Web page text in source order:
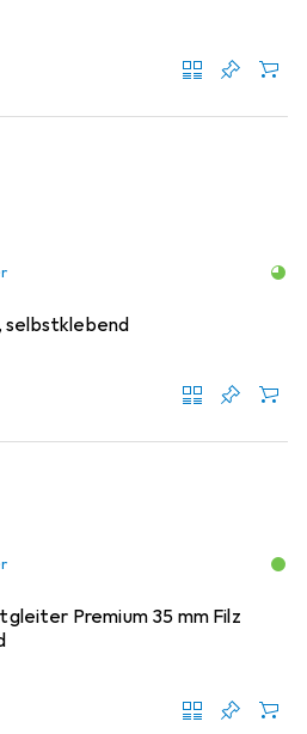
selbstklebend
Premium 35 mm Filz